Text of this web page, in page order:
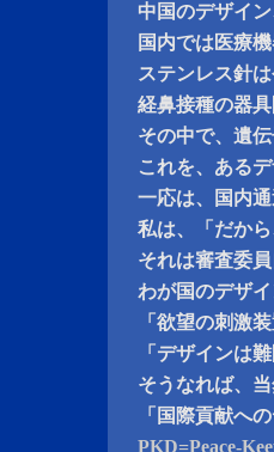
中国のデザイ
国内では医療
ステンレス針
経鼻接種の器
その中で、遺
これを、ある
一応は、国内
私は、「だか
それは審査委
わが国のデザ
「欲望の刺激
「デザインは
そうなれば、
「国際貢献へ
PKD=Peace-